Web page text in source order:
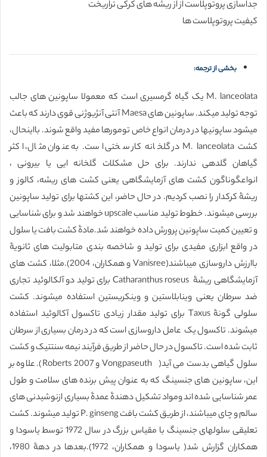
جداسازی پروتوپلاست از از ریشه های کرکی تراریخت
کیفیت پروتوپلاست ها
بخشی از ترجمه:
M. lanceolata یک گیاه گرمسیری است که معمولا ساپونین های جالب
توجه تولید میکند. ساپونین های Maesa آنتی آنژیوژنی قوی دارند که باعث
میشود ساپونیها در درمان انواع خاص تومورها مفید واقع شوند. بااینحال،
کشت M. lanceolata در گلخانه کار سختی است. به عنوان مثال، اکثر
گیاهان گلدهی ندارند. برای حل مشکلات گلخانه ایی یا بیرونی ،
انواعگوناگون کشت های آزمایشگاهی یعنی کشت های ریشه، کالوز و
ریشۀ کرکدار را نصب کردیم. در حال حاضر، این کشتها برای تولید ساپونین
بررسی میشوند. خطوط تولید مناسب upscale خواهند شد و برای شناسایی
و تعیین کمیت ساپونین پرورش داده خواهند شد.مادۀ کشت بافت یا سلول
در واقع ابزاری مفیدی برای تولید و شاخصه بندی متابولیت های ثانویۀ
باارزش داروسازی میباشند(Vanisree و همکاران، 2004).مثلا، کشت های
آزمایشگاهی ریشۀ Catharanthus roseus برای تولید دو آلکالوئید تجاری
ضد سرطان یعنی وینابلاستین و وینکریستین استفاده میشوند. کشت
سلولی گونۀ Taxus برای تولید مقدار زیادی تاکسول آکالوئید استفاده
میشوند. تاکسول یک عامل داروسازی است که در درمان بسیاری از سرطان
ثابت شده است. تاکسول در حال حاضر از طریق فرآیند نیمه سنتتیک و کشت
سلول گیاهی بدست می آید( Vongpaseuth و Roberts 2007). علاوه بر
این، ساپونین های جنسینگ که به عنوان پیش برنده های سلامت و طول
عمر شناسایی شده اند ومواد تشکیل دهندۀ عمدۀ بسیاری ازنوشیدنی های
سالم و چای میباشند، از طریق کشت بافت P. ginseng تولید میشوند. کشت
تعلیقی سلولهای جنسینگ با مقیاس بزرگ در سال 1972 توسط یاسودا و
همکاران گزارش شد( یاسودا و همکاران، 1972).بعدها در دهۀ 1980،